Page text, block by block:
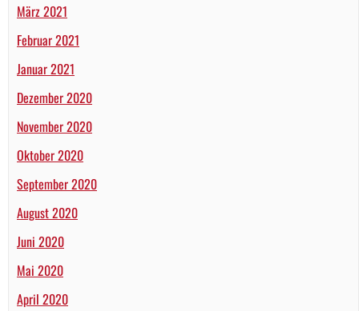
März 2021
Februar 2021
Januar 2021
Dezember 2020
November 2020
Oktober 2020
September 2020
August 2020
Juni 2020
Mai 2020
April 2020